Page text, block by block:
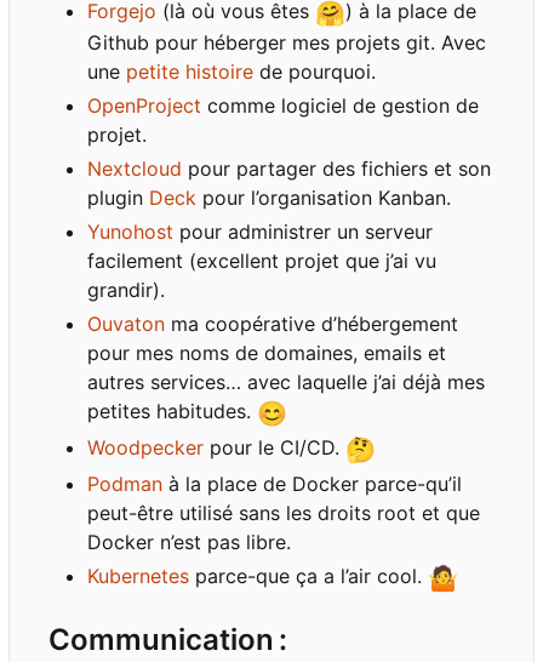
Forgejo (là où vous êtes 🤗) à la place de
Github pour héberger mes projets git. Avec
une petite histoire de pourquoi.
OpenProject comme logiciel de gestion de
projet.
Nextcloud pour partager des fichiers et son
plugin Deck pour l’organisation Kanban.
Yunohost pour administrer un serveur
facilement (excellent projet que j’ai vu
grandir).
Ouvaton ma coopérative d’hébergement
pour mes noms de domaines, emails et
autres services… avec laquelle j’ai déjà mes
petites habitudes. 😊
Woodpecker pour le CI/CD. 🤔
Podman à la place de Docker parce-qu’il
peut-être utilisé sans les droits root et que
Docker n’est pas libre.
Kubernetes parce-que ça a l’air cool. 🤷
Communication :